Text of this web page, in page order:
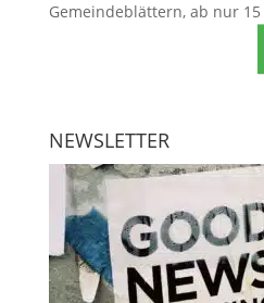
Gemeindeblättern, ab nur 15
NEWSLETTER